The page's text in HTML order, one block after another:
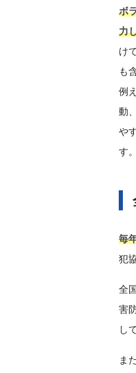
ボ
力
け
も
例
動
や
す。
毎
犯
全
害
し
ま